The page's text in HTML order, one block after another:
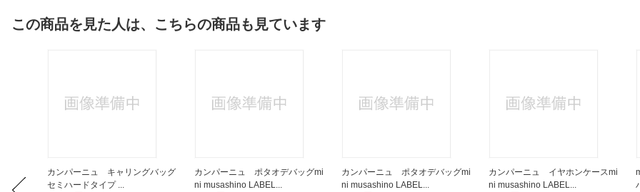
この商品を見た人は、こちらの商品も見ています
カンパーニュ キャリングバッグ
セミハードタイプ ...
カンパーニュ ポタオデバッグmi
ni musashino LABEL...
カンパーニュ ポタオデバッグmi
ni musashino LABEL...
カンパーニュ イヤホンケースmi
ni musashino LABEL...